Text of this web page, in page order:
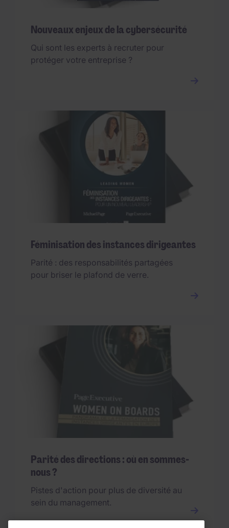
Nouveaux enjeux de la cybersécurité
Qui sont les experts à recruter pour
protéger votre entreprise ?
Féminisation des instances dirigeantes
Parité : des responsabilités partagées
pour briser le plafond de verre.
Parité des directions : où en sommes-
nous ?
Pistes d'action pour plus de diversité au
sein du management.